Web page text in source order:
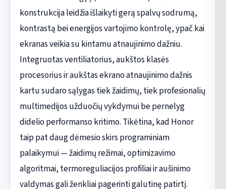
konstrukcija leidžia išlaikyti gerą spalvų sodrumą,
kontrastą bei energijos vartojimo kontrolę, ypač kai
ekranas veikia su kintamu atnaujinimo dažniu.
Integruotas ventiliatorius, aukštos klasės
procesorius ir aukštas ekrano atnaujinimo dažnis
kartu sudaro sąlygas tiek žaidimų, tiek profesionalių
multimedijos užduočių vykdymui be pernelyg
didelio performanso kritimo. Tikėtina, kad Honor
taip pat daug dėmesio skirs programiniam
palaikymui — žaidimų režimai, optimizavimo
algoritmai, termoreguliacijos profiliai ir aušinimo
valdymas gali ženkliai pagerinti galutinę patirtį.